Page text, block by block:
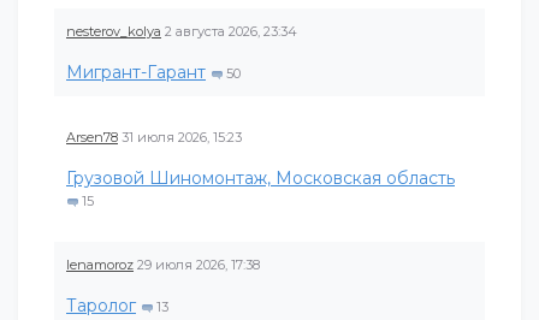
nesterov_kolya 2 августа 2026, 23:34
Мигрант-Гарант 50
Arsen78 31 июля 2026, 15:23
Грузовой Шиномонтаж, Московская область
15
lenamoroz 29 июля 2026, 17:38
Таролог 13